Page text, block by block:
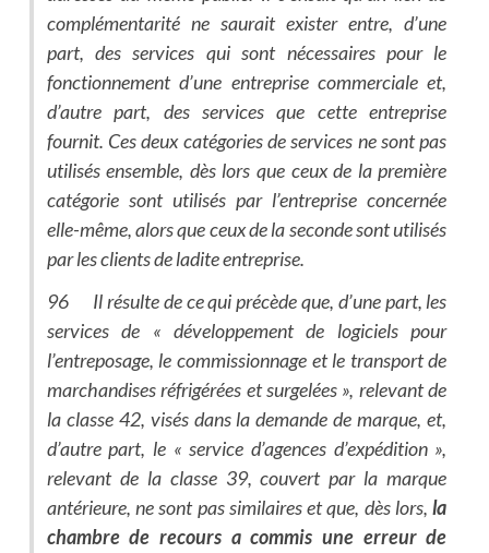
complémentarité ne saurait exister entre, d’une
part, des services qui sont nécessaires pour le
fonctionnement d’une entreprise commerciale et,
d’autre part, des services que cette entreprise
fournit. Ces deux catégories de services ne sont pas
utilisés ensemble, dès lors que ceux de la première
catégorie sont utilisés par l’entreprise concernée
elle-même, alors que ceux de la seconde sont utilisés
par les clients de ladite entreprise.
96 Il résulte de ce qui précède que, d’une part, les
services de « développement de logiciels pour
l’entreposage, le commissionnage et le transport de
marchandises réfrigérées et surgelées », relevant de
la classe 42, visés dans la demande de marque, et,
d’autre part, le « service d’agences d’expédition »,
relevant de la classe 39, couvert par la marque
antérieure, ne sont pas similaires et que, dès lors,la
chambre de recours a commis une erreur de